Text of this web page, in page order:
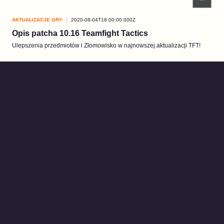
AKTUALIZACJE GRY 2020-08-04T18:00:00.000Z
Opis patcha 10.16 Teamfight Tactics
Ulepszenia przedmiotów i Złomowisko w najnowszej aktualizacji TFT!